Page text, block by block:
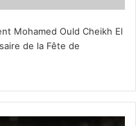
Mohamed Ould Cheikh El
de la Fête de